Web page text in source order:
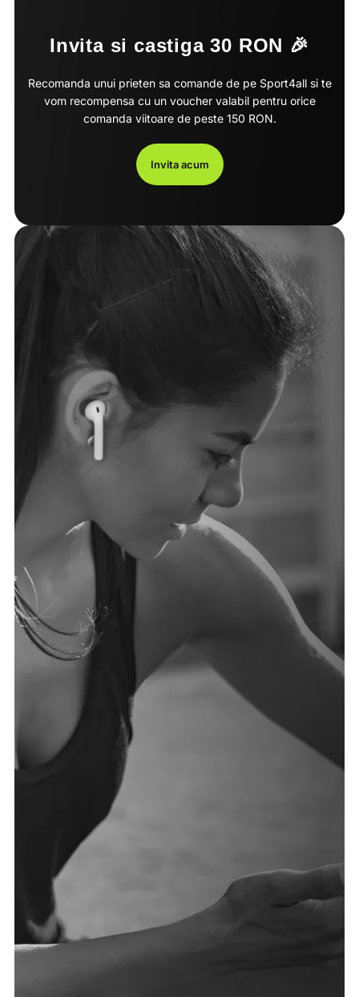
Invita si castiga 30 RON 🎉
Recomanda unui prieten sa comande de pe Sport4all si te
vom recompensa cu un voucher valabil pentru orice
comanda viitoare de peste 150 RON.
Invita acum